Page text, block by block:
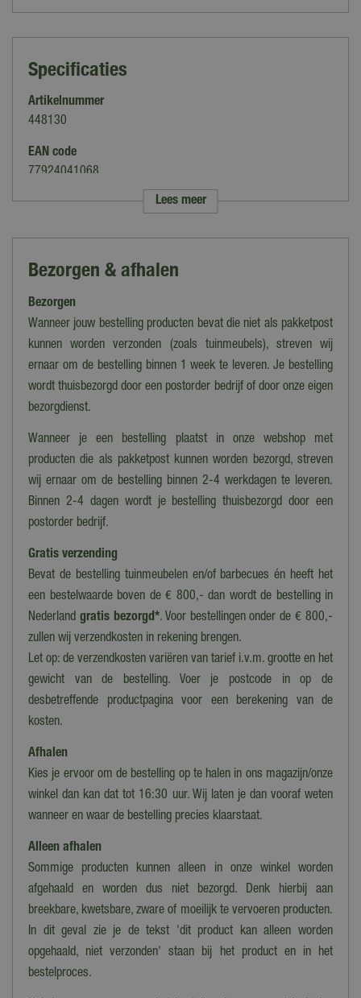
Specificaties
Artikelnummer
448130
EAN code
77924041068
Merk
Aanmaakmiddelen
Geschikt voor BBQ
Houtskoolbarbecues
Serie
Lees meer
Bezorgen & afhalen
Bezorgen
Wanneer jouw bestelling producten bevat die niet als pakketpost
kunnen worden verzonden (zoals tuinmeubels), streven wij
ernaar om de bestelling binnen 1 week te leveren. Je bestelling
wordt thuisbezorgd door een postorder bedrijf of door onze eigen
bezorgdienst.
Wanneer je een bestelling plaatst in onze webshop met
producten die als pakketpost kunnen worden bezorgd, streven
wij ernaar om de bestelling binnen 2-4 werkdagen te leveren.
Binnen 2-4 dagen wordt je bestelling thuisbezorgd door een
postorder bedrijf.
Gratis verzending
Bevat de bestelling tuinmeubelen en/of barbecues én heeft het
een bestelwaarde boven de € 800,- dan wordt de bestelling in
Nederland gratis bezorgd*. Voor bestellingen onder de € 800,-
zullen wij verzendkosten in rekening brengen.
Let op: de verzendkosten variëren van tarief i.v.m. grootte en het
gewicht van de bestelling. Voer je postcode in op de
desbetreffende productpagina voor een berekening van de
kosten.
Afhalen
Kies je ervoor om de bestelling op te halen in ons magazijn/onze
winkel dan kan dat tot 16:30 uur. Wij laten je dan vooraf weten
wanneer en waar de bestelling precies klaarstaat.
Alleen afhalen
Sommige producten kunnen alleen in onze winkel worden
afgehaald en worden dus niet bezorgd. Denk hierbij aan
breekbare, kwetsbare, zware of moeilijk te vervoeren producten.
In dit geval zie je de tekst 'dit product kan alleen worden
opgehaald, niet verzonden' staan bij het product en in het
bestelproces.